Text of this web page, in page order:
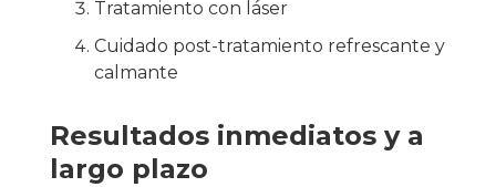
Tratamiento con láser
Cuidado post-tratamiento refrescante y
calmante
Resultados inmediatos y a
largo plazo